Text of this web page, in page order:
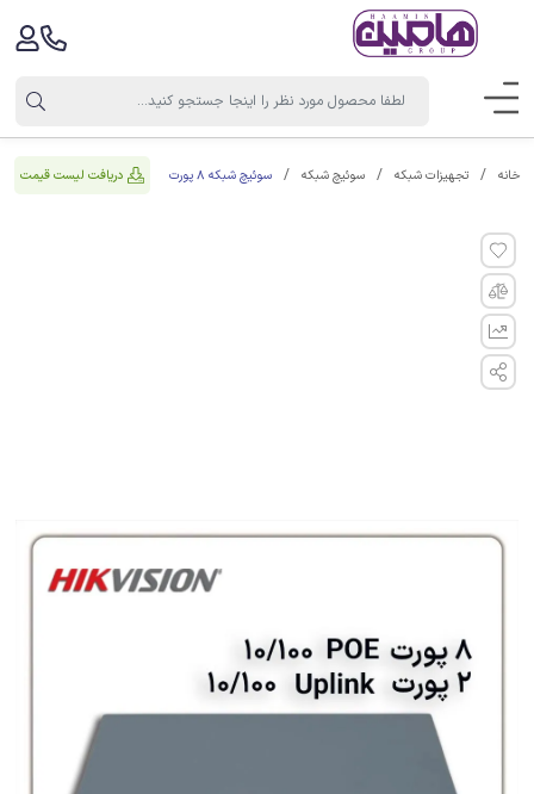
خانه تجهیزات شبکه سوئیچ شبکه سوئیچ شبکه 8 پورت دریافت لیست قیمت